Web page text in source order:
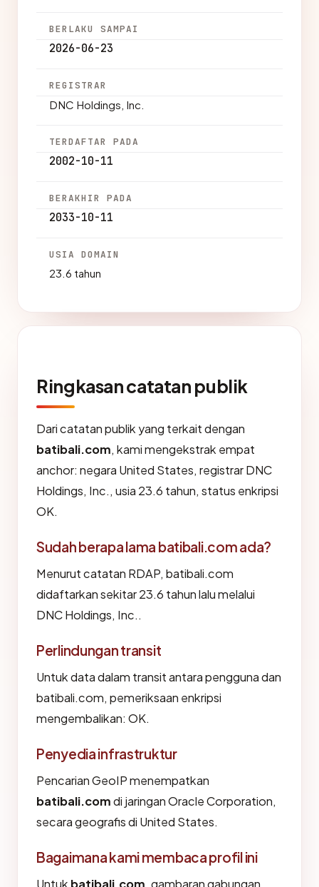
BERLAKU SAMPAI
2026-06-23
REGISTRAR
DNC Holdings, Inc.
TERDAFTAR PADA
2002-10-11
BERAKHIR PADA
2033-10-11
USIA DOMAIN
23.6 tahun
Ringkasan catatan publik
Dari catatan publik yang terkait dengan
batibali.com, kami mengekstrak empat
anchor: negara United States, registrar DNC
Holdings, Inc., usia 23.6 tahun, status enkripsi
OK.
Sudah berapa lama batibali.com ada?
Menurut catatan RDAP, batibali.com
didaftarkan sekitar 23.6 tahun lalu melalui
DNC Holdings, Inc..
Perlindungan transit
Untuk data dalam transit antara pengguna dan
batibali.com, pemeriksaan enkripsi
mengembalikan: OK.
Penyedia infrastruktur
Pencarian GeoIP menempatkan
batibali.comdi jaringan Oracle Corporation,
secara geografis di United States.
Bagaimana kami membaca profil ini
Untuk batibali.com , gambaran gabungan